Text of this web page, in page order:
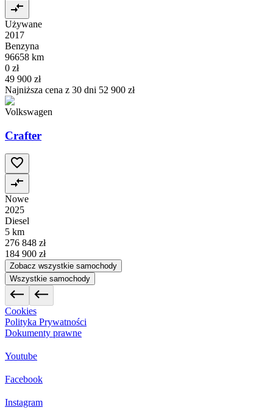
Używane
2017
Benzyna
96658 km
0 zł
49 900 zł
Najniższa cena z 30 dni 52 900 zł
Volkswagen
Crafter
Nowe
2025
Diesel
5 km
276 848 zł
184 900 zł
Zobacz wszystkie samochody
Wszystkie samochody
Cookies
Polityka Prywatności
Dokumenty prawne
Youtube
Facebook
Instagram